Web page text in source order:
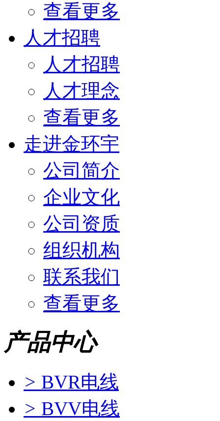
查看更多
人才招聘
人才招聘
人才理念
查看更多
走进金环宇
公司简介
企业文化
公司资质
组织机构
联系我们
查看更多
产品中心
> BVR电线
> BVV电线